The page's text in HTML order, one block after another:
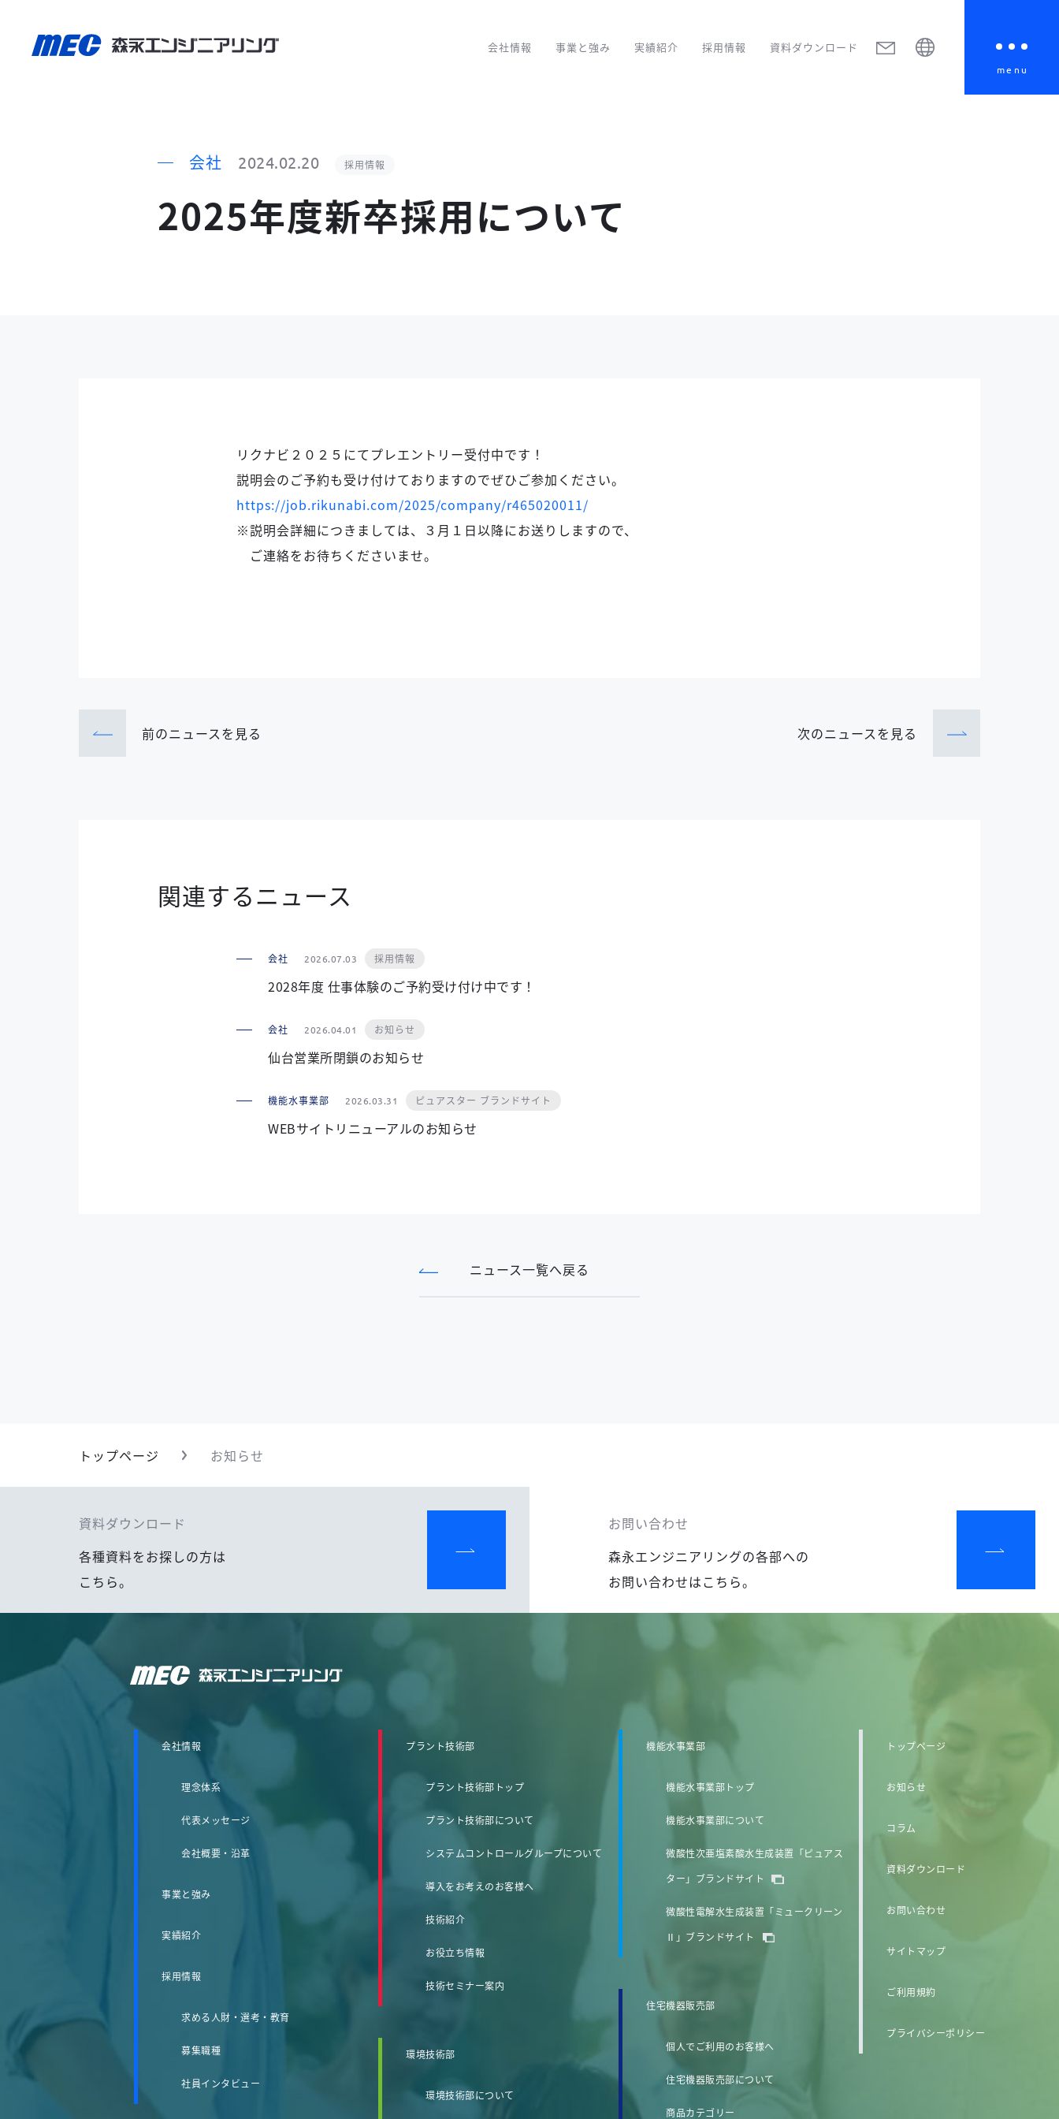
会社情報 事業と強み 実績紹介 採用情報 資料ダウンロード
会社 2024.02.20 採用情報
2025年度新卒採用について
リクナビ２０２５にてプレエントリー受付中です！
説明会のご予約も受け付けておりますのでぜひご参加ください。
https://job.rikunabi.com/2025/company/r465020011/
※説明会詳細につきましては、３月１日以降にお送りしますので、
ご連絡をお待ちくださいませ。
前のニュースを見る 次のニュースを見る
関連するニュース
会社 2026.07.03 採用情報
2028年度 仕事体験のご予約受け付け中です！
会社 2026.04.01 お知らせ
仙台営業所閉鎖のお知らせ
機能水事業部 2026.03.31 ピュアスター ブランドサイト
WEBサイトリニューアルのお知らせ
ニュース一覧へ戻る
トップページ お知らせ
資料ダウンロード
各種資料をお探しの方は
こちら。
お問い合わせ
森永エンジニアリングの各部への
お問い合わせはこちら。
会社情報
理念体系
代表メッセージ
会社概要・沿革
事業と強み
実績紹介
採用情報
求める人財・選考・教育
募集職種
社員インタビュー
プラント技術部
プラント技術部トップ
プラント技術部について
システムコントロールグループについて
導入をお考えのお客様へ
技術紹介
お役立ち情報
技術セミナー案内
環境技術部
環境技術部について
機能水事業部
機能水事業部トップ
機能水事業部について
微酸性次亜塩素酸水生成装置「ピュアス
ター」ブランドサイト
微酸性電解水生成装置「ミュークリーン
Ⅱ」ブランドサイト
住宅機器販売部
個人でご利用のお客様へ
住宅機器販売部について
商品カテゴリー
トップページ
お知らせ
コラム
資料ダウンロード
お問い合わせ
サイトマップ
ご利用規約
プライバシーポリシー
menu